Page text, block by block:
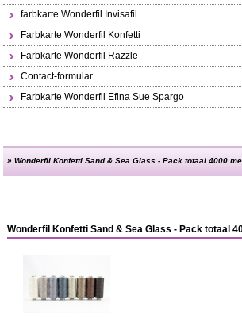
farbkarte Wonderfil Invisafil
Farbkarte Wonderfil Konfetti
Farbkarte Wonderfil Razzle
Contact-formular
Farbkarte Wonderfil Efina Sue Spargo
»Wonderfil Konfetti Sand & Sea Glass - Pack totaal 4000
Wonderfil Konfetti Sand & Sea Glass - Pack totaal